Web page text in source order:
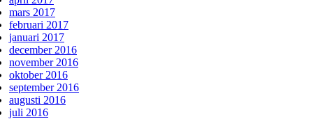
mars 2017
februari 2017
januari 2017
december 2016
november 2016
oktober 2016
september 2016
augusti 2016
juli 2016